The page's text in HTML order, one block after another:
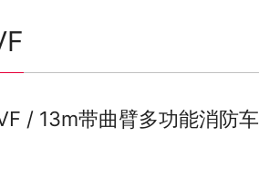
/ 13m带曲臂多功能消防车